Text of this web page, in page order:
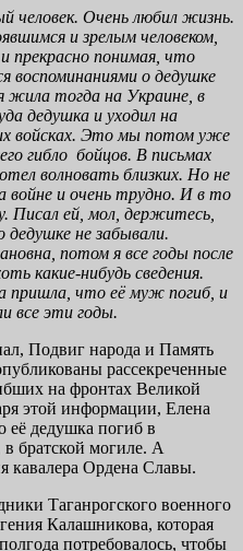
человек. Очень любил жизнь.
и зрелым человеком,
прекрасно понимая, что
воспоминаниями о дедушке
жила тогда на Украине, в
дедушка и уходил на
войсках. Это мы потом уже
гибло бойцов. В письмах
волновать близких. Но не
войне и очень трудно. И в то
Писал ей, мол, держитесь,
не забывали.
потом я все годы после
какие-нибудь сведения.
пришла, что её муж погиб, и
все эти годы.
Подвиг народа и Память
рассекреченные
на фронтах Великой
этой информации, Елена
её дедушка погиб в
братской могиле. А
кавалера Ордена Славы.
Таганрогского военного
Калашникова, которая
потребовалось, чтобы